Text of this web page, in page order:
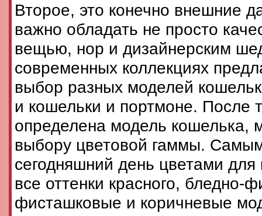
Второе, это конечно внешние
важно обладать не просто
вещью, нор и дизайнерским
современных коллекциях
выбор разных моделей
и кошельки и портмоне. После
определена модель кошелька,
выбору цветовой гаммы.
сегодняшний день цветами для
все оттенки красного, бледно-
фисташковые и коричневые